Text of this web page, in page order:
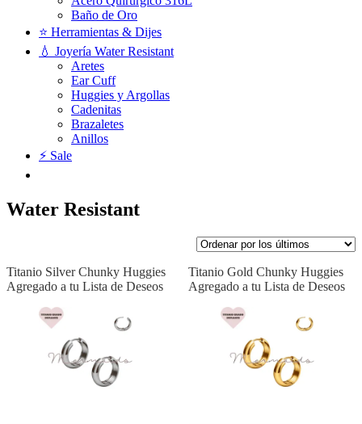
Baño de Oro
⭐ Herramientas & Dijes
💧 Joyería Water Resistant
Aretes
Ear Cuff
Huggies y Argollas
Cadenitas
Brazaletes
Anillos
⚡ Sale
Water Resistant
Titanio Silver Chunky Huggies
Agregado a tu Lista de Deseos
Titanio Gold Chunky Huggies
Agregado a tu Lista de Deseos